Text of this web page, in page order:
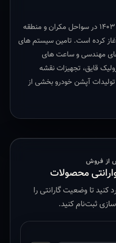
شرکت دریاپیمایش اطلس از سال ۱۴۰۳ در سواحل مکران و منطقه
آغاز کرده است. تامین سیستم های
مهندسی و ساعت های
قایق، تجهیزات نقشه
آپشن خودرو بخشی از
از فروش
محصولات
تا وضعیت گارانتی را
ثبت‌نام کنید.